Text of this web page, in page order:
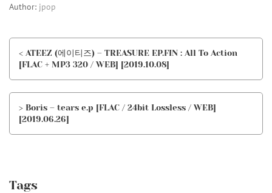
Author: jpop
< ATEEZ (에이티즈) – TREASURE EP.FIN : All To Action
[FLAC + MP3 320 / WEB] [2019.10.08]
> Boris – tears e.p [FLAC / 24bit Lossless / WEB]
[2019.06.26]
Tags